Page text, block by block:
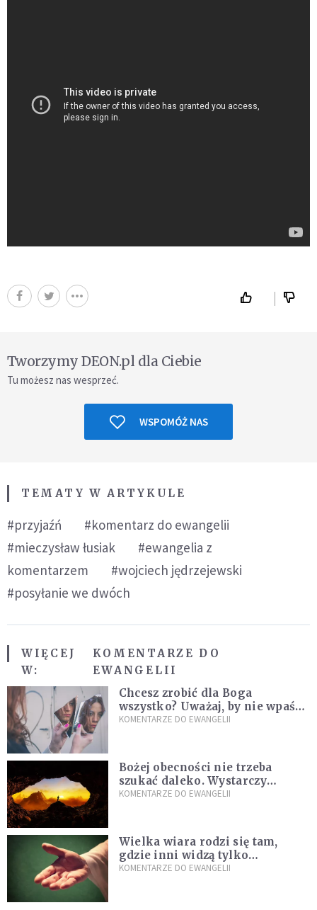
Tworzymy DEON.pl dla Ciebie
Tu możesz nas wesprzeć.
WSPOMÓŻ NAS
TEMATY W ARTYKULE
#przyjaźń
#komentarz do ewangelii
#mieczysław łusiak
#ewangelia z
komentarzem
#wojciech jędrzejewski
#posyłanie we dwóch
WIĘCEJ
W:
KOMENTARZE DO
EWANGELII
Chcesz zrobić dla Boga
wszystko? Uważaj, by nie wpaść
w groźną pułapkę
KOMENTARZE DO EWANGELII
Bożej obecności nie trzeba
szukać daleko. Wystarczy
nauczyć się słuchać
KOMENTARZE DO EWANGELII
Wielka wiara rodzi się tam,
gdzie inni widzą tylko
przeszkody
KOMENTARZE DO EWANGELII